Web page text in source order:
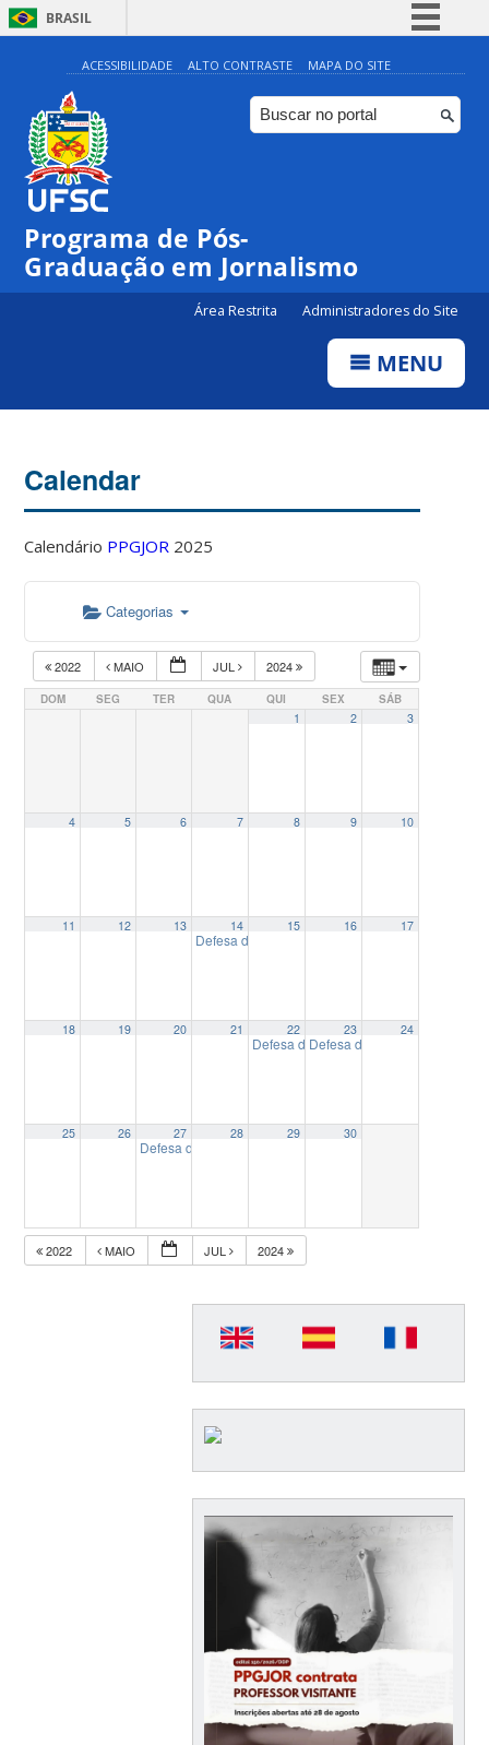
BRASIL
Simplifique!
Comunica BR
Participe
ACESSIBILIDADE ALTO CONTRASTE MAPA DO SITE
Programa de Pós-
Graduação em Jornalismo
Área Restrita Administradores do Site
MENU
Calendar
Calendário PPGJOR 2025
Categorias
2022 MAIO JUL 2024
DOM SEG TER QUA QUI SEX SÁB
1 2 3
4 5 6 7 8 9 10
11 12 13 14
Defesa de Dissertação: “O uso do conteúdo
15 16 17
18 19 20 21 22
Defesa de Dissertação: O
23
Defesa de Dissertação
24
25 26 27
Defesa de Dissertação: Jornalismo e Eleições: Um
28 29 30
2022 MAIO JUL 2024